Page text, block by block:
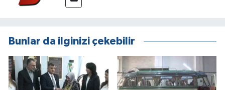
Bunlar da ilginizi çekebilir